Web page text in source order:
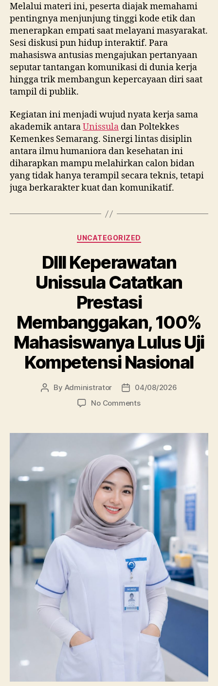
Melalui materi ini, peserta diajak memahami
pentingnya menjunjung tinggi kode etik dan
menerapkan empati saat melayani masyarakat.
Sesi diskusi pun hidup interaktif. Para
mahasiswa antusias mengajukan pertanyaan
seputar tantangan komunikasi di dunia kerja
hingga trik membangun kepercayaan diri saat
tampil di publik.
Kegiatan ini menjadi wujud nyata kerja sama
akademik antaraUnissula dan Poltekkes
Kemenkes Semarang. Sinergi lintas disiplin
antara ilmu humaniora dan kesehatan ini
diharapkan mampu melahirkan calon bidan
yang tidak hanya terampil secara teknis, tetapi
juga berkarakter kuat dan komunikatif.
Categories
UNCATEGORIZED
DIII Keperawatan
Unissula Catatkan
Prestasi
Membanggakan, 100%
Mahasiswanya Lulus Uji
Kompetensi Nasional
Post
By Administrator
Post04/08/2026
No Commentson
Unissula
Catatkan
Prestasi
Membanggakan,
100%
Mahasiswanya
Kompetensi
Nasional